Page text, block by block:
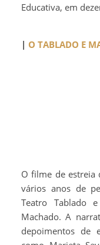
Educativa, em
| O TABLADO E
O filme de estreia
vários anos de
Teatro Tablado
Machado. A
depoimentos de